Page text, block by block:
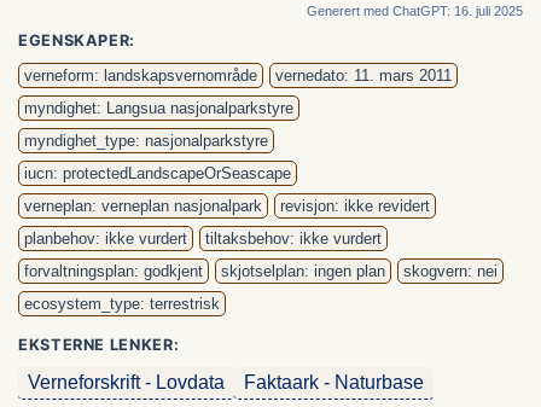
Generert med ChatGPT: 16. juli 2025
EGENSKAPER:
verneform: landskapsvernområde
vernedato: 11. mars 2011
myndighet: Langsua nasjonalparkstyre
myndighet_type: nasjonalparkstyre
iucn: protectedLandscapeOrSeascape
verneplan: verneplan nasjonalpark
revisjon: ikke revidert
planbehov: ikke vurdert
tiltaksbehov: ikke vurdert
forvaltningsplan: godkjent
skjotselplan: ingen plan
skogvern: nei
ecosystem_type: terrestrisk
EKSTERNE LENKER:
Verneforskrift - Lovdata Faktaark - Naturbase